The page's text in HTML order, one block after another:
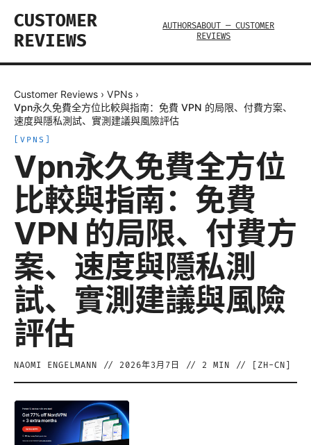
CUSTOMER
REVIEWS
AUTHORSABOUT — CUSTOMER
REVIEWS
Customer Reviews › VPNs ›
Vpn永久免費全方位比較與指南：免費 VPN 的局限、付費方案、
速度與隱私測試、實測建議與風險評估
VPNS
Vpn永久免費全方位
比較與指南：免費
VPN 的局限、付費方
案、速度與隱私測
試、實測建議與風險
評估
NAOMI ENGELMANN // 2026年3月7日 // 2 MIN // [ ZH-CN